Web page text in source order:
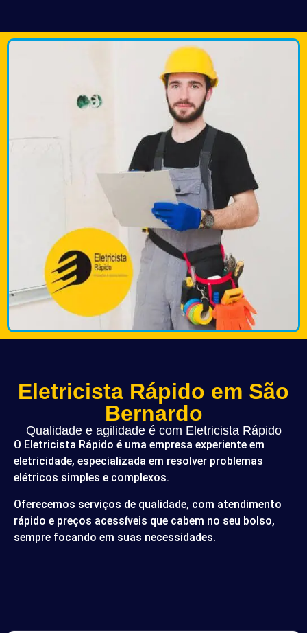
Eletricista Rápido em São
Bernardo
Qualidade e agilidade é com Eletricista Rápido
O Eletricista Rápido é uma empresa experiente em
eletricidade, especializada em resolver problemas
elétricos simples e complexos.
Oferecemos serviços de qualidade, com atendimento
rápido e preços acessíveis que cabem no seu bolso,
sempre focando em suas necessidades.